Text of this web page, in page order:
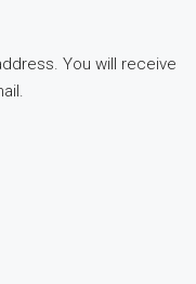
You will receive